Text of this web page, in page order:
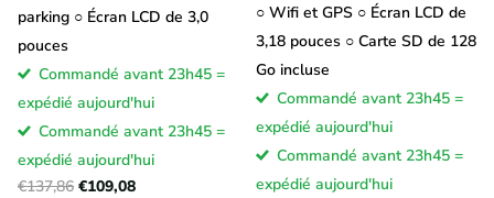
parking ○ Écran LCD de 3,0
pouces
Commandé avant 23h45 =
expédié aujourd'hui
Commandé avant 23h45 =
expédié aujourd'hui
€137,86 €109,08
○ Wifi et GPS ○ Écran LCD de
3,18 pouces ○ Carte SD de 128
Go incluse
Commandé avant 23h45 =
expédié aujourd'hui
Commandé avant 23h45 =
expédié aujourd'hui